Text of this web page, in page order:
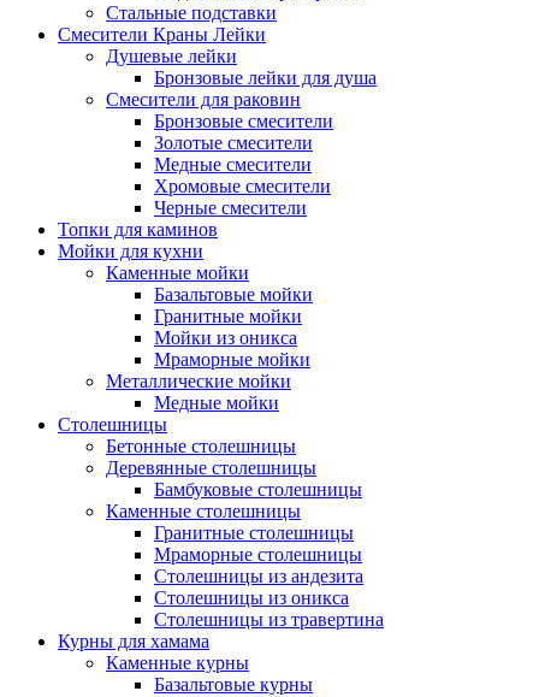
Стальные подставки
Смесители Краны Лейки
Душевые лейки
Бронзовые лейки для душа
Смесители для раковин
Бронзовые смесители
Золотые смесители
Медные смесители
Хромовые смесители
Черные смесители
Топки для каминов
Мойки для кухни
Каменные мойки
Базальтовые мойки
Гранитные мойки
Мойки из оникса
Мраморные мойки
Металлические мойки
Медные мойки
Столешницы
Бетонные столешницы
Деревянные столешницы
Бамбуковые столешницы
Каменные столешницы
Гранитные столешницы
Мраморные столешницы
Столешницы из андезита
Столешницы из оникса
Столешницы из травертина
Курны для хамама
Каменные курны
Базальтовые курны